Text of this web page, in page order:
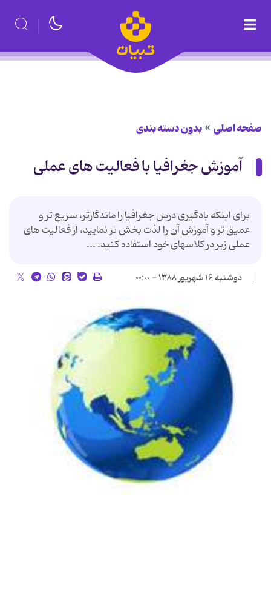
صفحه اصلی بدون دسته بندی
آموزش جغرافیا با فعالیت های عملی
برای اینكه یادگیری درس جغرافیا را ماندگارتر، سریع تر و
عمیق تر و آموزش آن را لذت بخش تر نمایید، از فعالیت های
عملی زیر در كلاس‏های خود استفاده كنید. ...
دوشنبه ۱۶ شهریور ۱۳۸۸ - ۰۰:۰۰